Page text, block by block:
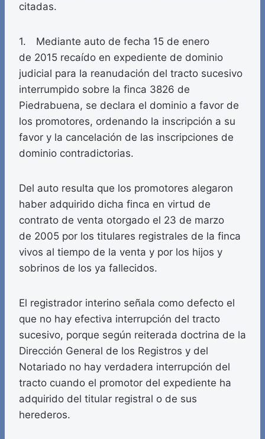
citadas.
1. Mediante auto de fecha 15 de enero
de 2015 recaído en expediente de dominio
judicial para la reanudación del tracto sucesivo
interrumpido sobre la finca 3826 de
Piedrabuena, se declara el dominio a favor de
los promotores, ordenando la inscripción a su
favor y la cancelación de las inscripciones de
dominio contradictorias.
Del auto resulta que los promotores alegaron
haber adquirido dicha finca en virtud de
contrato de venta otorgado el 23 de marzo
de 2005 por los titulares registrales de la finca
vivos al tiempo de la venta y por los hijos y
sobrinos de los ya fallecidos.
El registrador interino señala como defecto el
que no hay efectiva interrupción del tracto
sucesivo, porque según reiterada doctrina de la
Dirección General de los Registros y del
Notariado no hay verdadera interrupción del
tracto cuando el promotor del expediente ha
adquirido del titular registral o de sus
herederos.